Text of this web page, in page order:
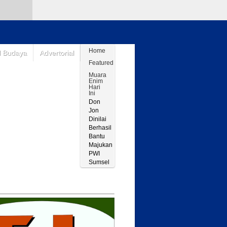
Budaya Advertorial
Home
Featured
Muara
Enim
Hari
Ini
Don
Jon
Dinilai
Berhasil
Bantu
Majukan
PWI
Sumsel